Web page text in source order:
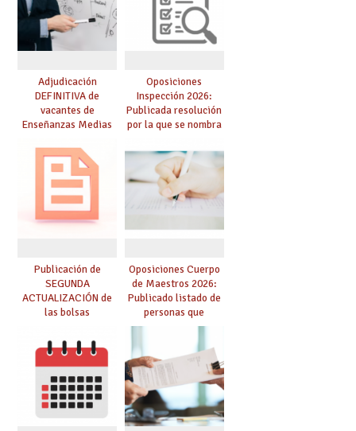
Adjudicación
DEFINITIVA de
vacantes de
Enseñanzas Medias
Oposiciones
Inspección 2026:
Publicada resolución
por la que se nombra
prácticas, se regulan
dichas prácticas y se
convoca acto público
de adjudicación
Publicación de
SEGUNDA
ACTUALIZACIÓN de
las bolsas
Cuerpo de Maestros
de especialidades
convocadas a
oposición
Oposiciones Cuerpo
de Maestros 2026:
Publicado listado de
personas que
adquieren nueva
especialidad